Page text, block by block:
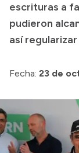
Boletín Oficial
Compras y
Consulta de
Intranet
Login
escrituras a
pudieron
así
Fecha: 23 de